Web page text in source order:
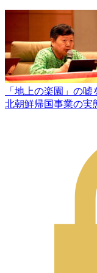
「地上の楽園」の
北朝鮮帰国事業の実